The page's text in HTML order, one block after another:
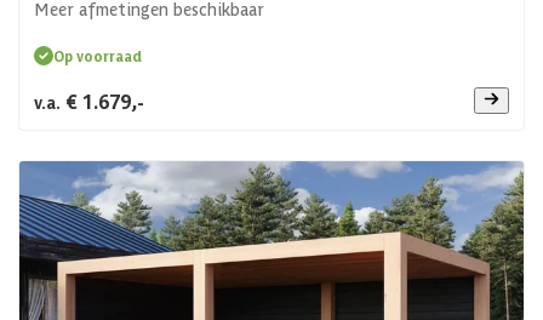
Meer afmetingen beschikbaar
Op voorraad
v.a. € 1.679,-